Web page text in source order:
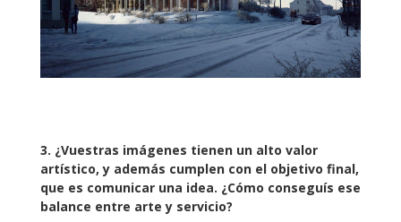
3. ¿Vuestras imágenes tienen un alto valor
artístico, y además cumplen con el objetivo final,
que es comunicar una idea. ¿Cómo conseguís ese
balance entre arte y servicio?